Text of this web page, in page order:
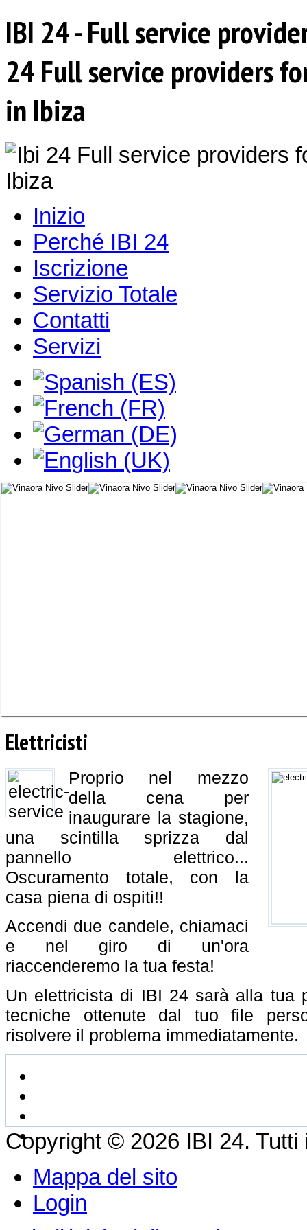
IBI 24 - Full service
24 Full service providers
in Ibiza
Inizio
Perché IBI 24
Iscrizione
Servizio Totale
Contatti
Servizi
Elettricisti
Proprio nel mezzo
della cena per
inaugurare la stagione,
una scintilla sprizza dal
pannello elettrico...
Oscuramento totale, con la
casa piena di ospiti!!
Accendi due candele, chiamaci
e nel giro di un'ora
riaccenderemo la tua festa!
Un elettricista di IBI 24 sarà alla tua
tecniche ottenute dal tuo file
risolvere il problema immediatamente.
Copyright © 2026 IBI 24. Tutti
Mappa del sito
Login